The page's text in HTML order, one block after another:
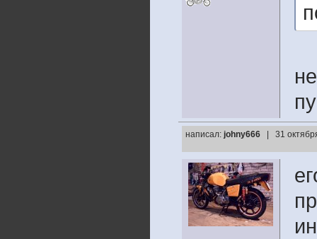
написал: johny666 | 31